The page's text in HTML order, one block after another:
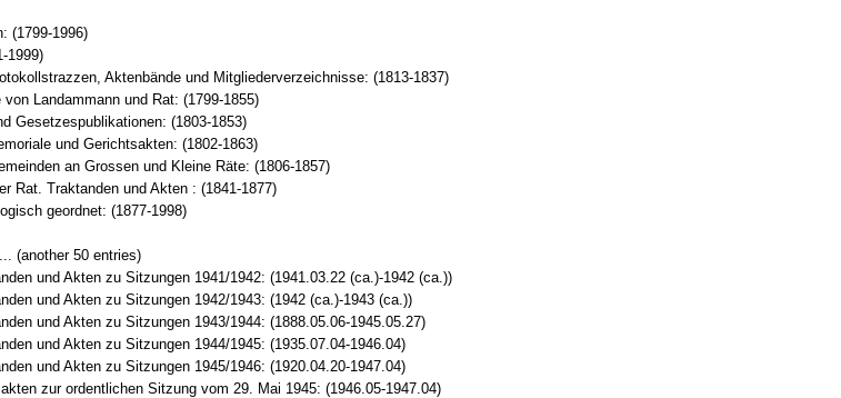
(1799-1996)
1999)
Aktenbände und Mitgliederverzeichnisse: (1813-1837)
Landammann und Rat: (1799-1855)
Gesetzespublikationen: (1803-1853)
und Gerichtsakten: (1802-1863)
an Grossen und Kleine Räte: (1806-1857)
Rat. Traktanden und Akten : (1841-1877)
geordnet: (1877-1998)
(another 50 entries)
und Akten zu Sitzungen 1941/1942: (1941.03.22 (ca.)-1942 (ca.))
und Akten zu Sitzungen 1942/1943: (1942 (ca.)-1943 (ca.))
und Akten zu Sitzungen 1943/1944: (1888.05.06-1945.05.27)
und Akten zu Sitzungen 1944/1945: (1935.07.04-1946.04)
und Akten zu Sitzungen 1945/1946: (1920.04.20-1947.04)
zur ordentlichen Sitzung vom 29. Mai 1945: (1946.05-1947.04)